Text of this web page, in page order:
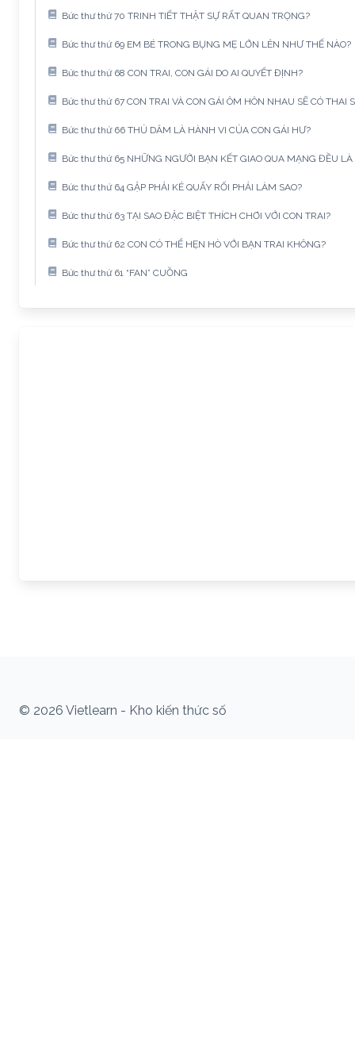
Bức thư thứ 70 TRINH TIẾT THẬT SỰ RẤT QUAN TRỌNG?
Bức thư thứ 69 EM BÉ TRONG BỤNG MẸ LỚN LÊN NHƯ THẾ NÀO?
Bức thư thứ 68 CON TRAI, CON GÁI DO AI QUYẾT ĐỊNH?
Bức thư thứ 67 CON TRAI VÀ CON GÁI ÔM HÔN NHAU SẼ CÓ THAI
Bức thư thứ 66 THỦ DÂM LÀ HÀNH VI CỦA CON GÁI HƯ?
Bức thư thứ 65 NHỮNG NGƯỜI BẠN KẾT GIAO QUA MẠNG ĐỀU LÀ
Bức thư thứ 64 GẶP PHẢI KẺ QUẤY RỐI PHẢI LÀM SAO?
Bức thư thứ 63 TẠI SAO ĐẶC BIỆT THÍCH CHƠI VỚI CON TRAI?
Bức thư thứ 62 CON CÓ THỂ HẸN HÒ VỚI BẠN TRAI KHÔNG?
Bức thư thứ 61 “FAN” CUỒNG
© 2026 Vietlearn - Kho kiến thức số